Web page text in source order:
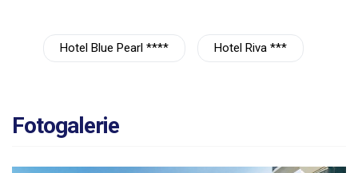
Hotel Blue Pearl **** Hotel Riva ***
Fotogalerie